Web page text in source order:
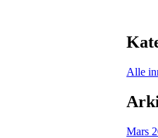
Alle
Mars